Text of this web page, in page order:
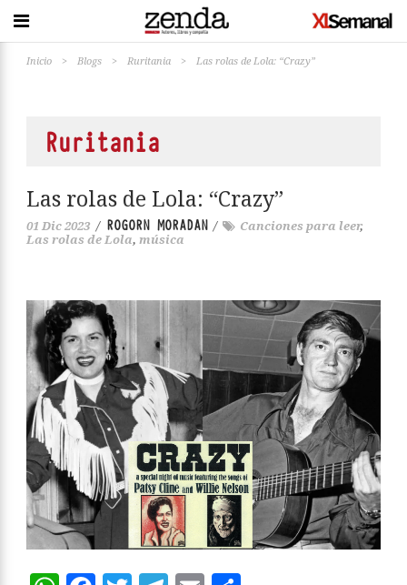
Inicio > Blogs > Ruritania > Las rolas de Lola: “Crazy”
Ruritania
Las rolas de Lola: “Crazy”
01 Dic 2023 / ROGORN MORADAN / Canciones para leer,
Las rolas de Lola, música